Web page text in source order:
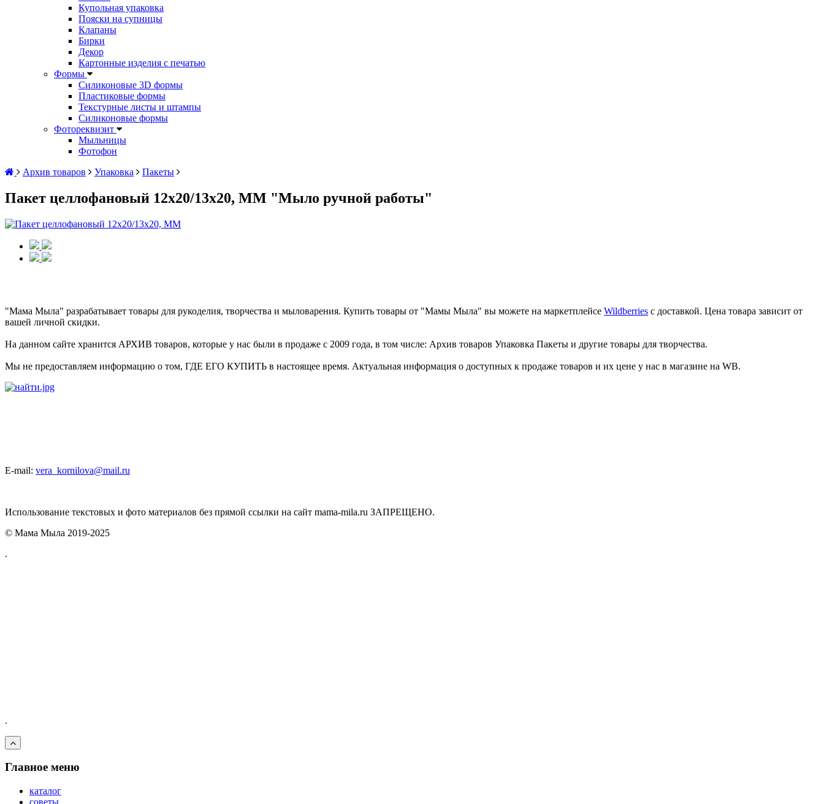
Купольная упаковка
Пояски на супницы
Клапаны
Бирки
Декор
Картонные изделия с печатью
Формы
Силиконовые 3D формы
Пластиковые формы
Текстурные листы и штампы
Силиконовые формы
Фотореквизит
Мыльницы
Фотофон
Архив товаров
Упаковка Пакеты
Пакет целлофановый 12х20/13х20, ММ "Мыло ручной работы"
"Мама Мыла" разрабатывает товары для рукоделия, творчества и мыловарения. Купить товары от "Мамы Мыла" вы можете на маркетплейсе Wildberries с доставкой. Цена товара зависит от
вашей личной скидки.
На данном сайте хранится АРХИВ товаров, которые у нас были в продаже с 2009 года, в том числе: Архив товаров Упаковка Пакеты и другие товары для творчества.
Мы не предоставляем информацию о том, ГДЕ ЕГО КУПИТЬ в настоящее время. Актуальная информация о доступных к продаже товаров и их цене у нас в магазине на WB.
E-mail: vera_kornilova@mail.ru
Использование текстовых и фото материалов без прямой ссылки на сайт mama-mila.ru ЗАПРЕЩЕНО.
© Мама Мыла 2019-2025
.
.
Главное меню
каталог
советы